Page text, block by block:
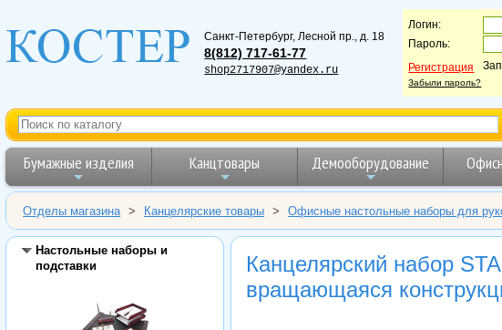
Санкт-Петербург, Лесной пр., д. 18
8(812) 717-61-77
shop2717907@yandex.ru
Логин:
Пароль:
Регистрация
Забыли пароль?
Бумажные изделия Канцтовары Демооборудование
Отделы магазина > Канцелярские товары > Офисные настольные наборы для
Настольные наборы и
подставки
Канцелярский набор
вращающаяся